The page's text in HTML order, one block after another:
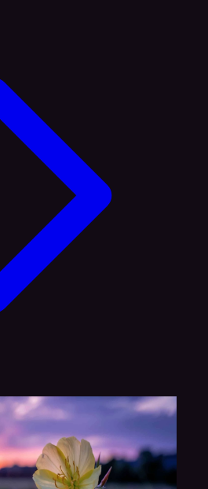
weil der menschliche
und Medizin eine
Ernährungswissenschaft […]